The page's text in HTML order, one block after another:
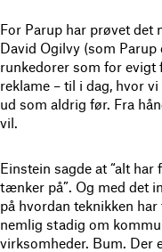
For Parup har prøvet det
David Ogilvy (som Parup
runkedorer som for evigt
reklame – til i dag, hvor
ud som aldrig før. Fra
vil.
Einstein sagde at “alt
tænker på”. Og med det
på hvordan teknikken
nemlig stadig om
virksomheder. Bum. Der